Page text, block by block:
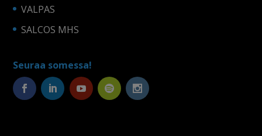
VALPAS
SALCOS MHS
Seuraa somessa!